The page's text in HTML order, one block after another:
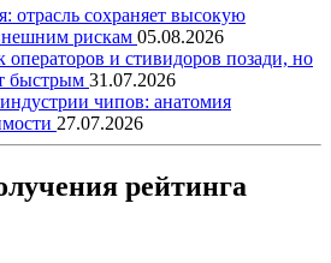
отрасль сохраняет высокую
рискам 05.08.2026
операторов и стивидоров позади, но
быстрым 31.07.2026
чипов: анатомия
27.07.2026
рейтинга